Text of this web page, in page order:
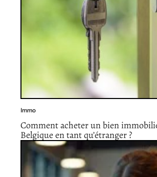
Immo
Comment acheter un bien
Belgique en tant qu’étranger ?